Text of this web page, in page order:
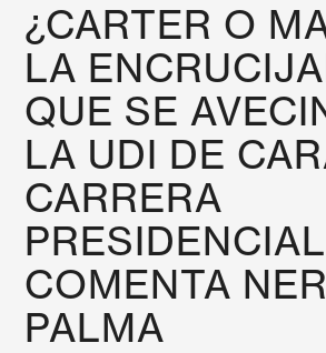
¿CARTER O
LA
QUE SE
LA UDI DE
CARRERA
COMENTA
PALMA